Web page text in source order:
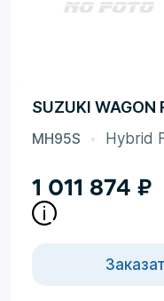
SUZUKI WAGON
MH95S Hybrid
1 011 874 ₽